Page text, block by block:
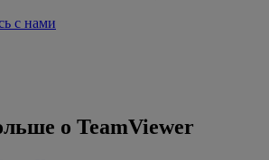
с нами
о TeamViewer